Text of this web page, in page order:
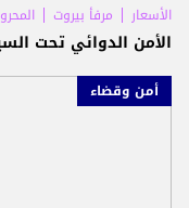
الأسعار مرفأ بيروت
الأمن الدوائي تحت
أمن وقضاء